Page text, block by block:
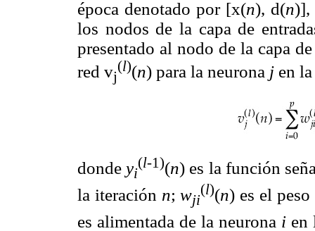
época denotado por [x(n), d(n)],
los nodos de la capa de
presentado al nodo de la capa
red vj
(l)(n) para la neurona j en
dondeyi
(l-1)(n) es la función
la iteración n;wji
(l)(n) es el
es alimentada de la neurona i en